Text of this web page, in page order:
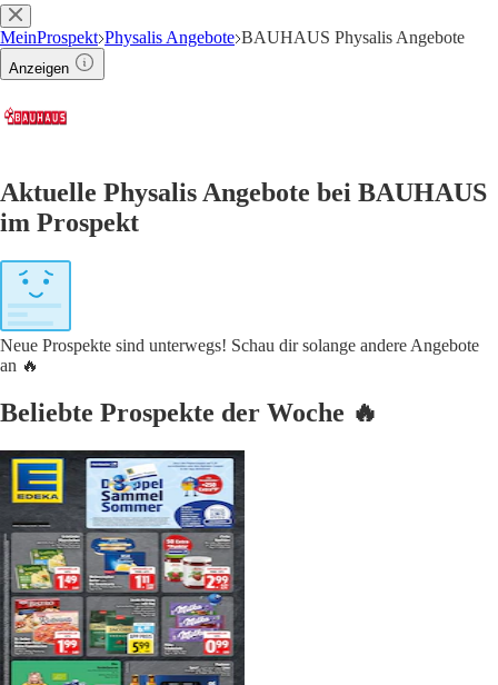
MeinProspekt Physalis Angebote BAUHAUS Physalis Angebote
Anzeigen
Aktuelle Physalis Angebote bei BAUHAUS
im Prospekt
Neue Prospekte sind unterwegs! Schau dir solange andere Angebote
an 🔥
Beliebte Prospekte der Woche 🔥